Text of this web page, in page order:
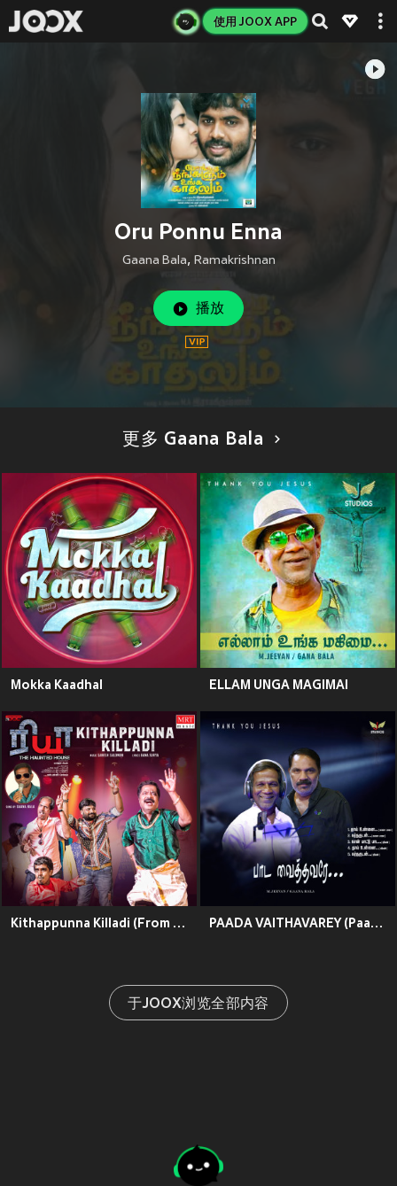
使用 JOOX APP
Oru Ponnu Enna
Gaana Bala, Ramakrishnan
播放
更多 Gaana Bala
Mokka Kaadhal ELLAM UNGA MAGIMAI
Kithappunna Killadi (From "Riyaa The Haunted House") PAADA VAITHAVAREY (Paada Vaithavarey)
于JOOX浏览全部内容